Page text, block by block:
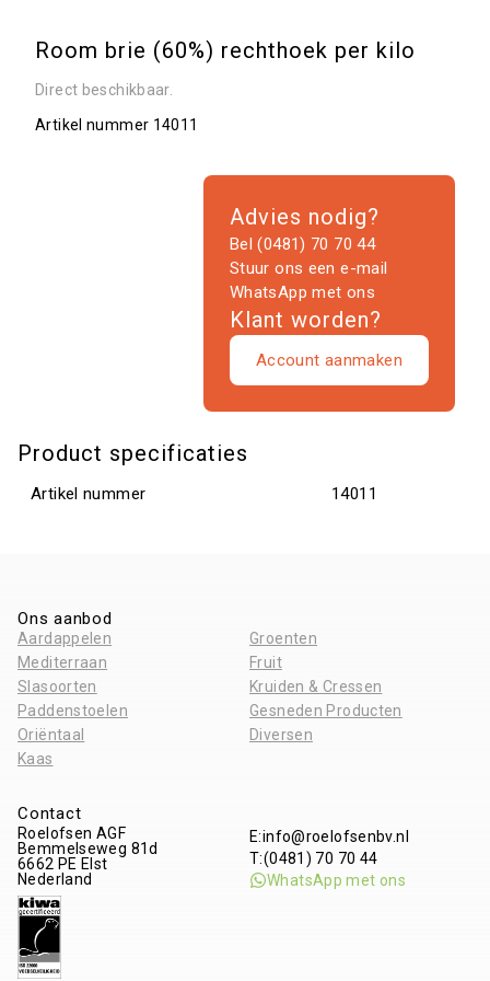
Room brie (60%) rechthoek per kilo
Direct beschikbaar.
Artikel nummer 14011
Advies nodig?
Bel (0481) 70 70 44
Stuur ons een e-mail
WhatsApp met ons
Klant worden?
Account aanmaken
Product specificaties
Artikel nummer 14011
Ons aanbod
Aardappelen
Groenten
Mediterraan
Fruit
Slasoorten
Kruiden & Cressen
Paddenstoelen
Gesneden Producten
Oriëntaal
Diversen
Kaas
Contact
Roelofsen AGF
Bemmelseweg 81d
6662 PEElst
Nederland
E:info@roelofsenbv.nl
T:(0481) 70 70 44
WhatsApp met ons